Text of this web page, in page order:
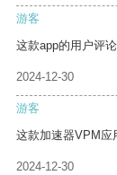
游客
这款app的用户评
2024-12-30
游客
这款加速器VPM应
2024-12-30